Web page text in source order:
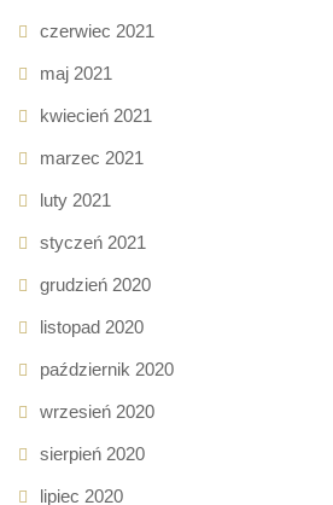
czerwiec 2021
maj 2021
kwiecień 2021
marzec 2021
luty 2021
styczeń 2021
grudzień 2020
listopad 2020
październik 2020
wrzesień 2020
sierpień 2020
lipiec 2020